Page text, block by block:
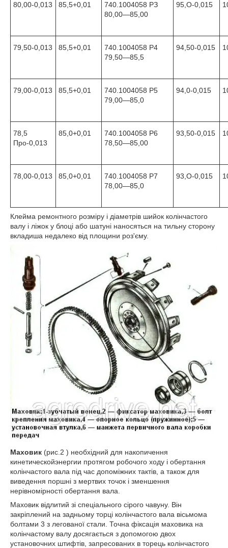
80,00-0,013 85,5+0,01
740.1004058 РЗ
80,00—85,00
95,O-0,015
79,50-0,013 85,5+0,01
740.1004058 Р4
79,50—85,5
94,50-0,015
79,00-0,013 85,5+0,01
740.1004058 Р5
79,00—85,0
94,0-0,015
78,5
Про-0,013
85,0+0,01
740.1004058 Р6
78,50—85,00
93,50-0,015
78,00-0,013 85,0+0,01
740.1004058 Р7
78,00—85,0
93,O-0,015
Клейма ремонтного розміру і діаметрів шийок колінчастого
валу і ліжок у блоці або шатуні наносяться на тильну сторону
вкладиша недалеко від площини роз'єму.
Маховик (рис.2 ) необхідний для накопичення
кинетическойэнергии протягом робочого ходу і обертання
колінчастого вала під час допоміжних тактів, а також для
виведення поршні з мертвих точок і зменшення
нерівномірності обертання вала.
Маховик відлитий зі спеціального сірого чавуну. Він
закріплений на задньому торці колінчастого вала вісьмома
болтами 3 з легованої стали. Точна фіксація маховика на
колінчастому валу досягається з допомогою двох
установочних штифтів, запресованих в торець колінчастого